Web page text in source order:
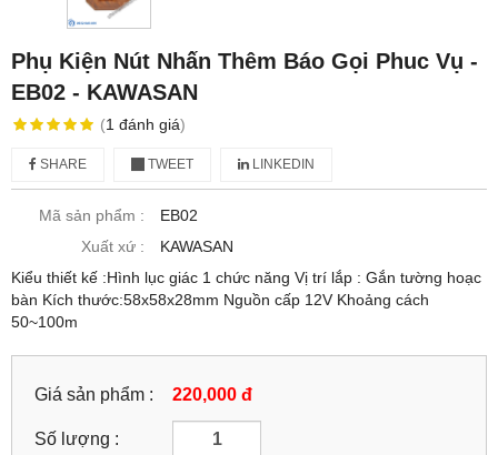
Phụ Kiện Nút Nhấn Thêm Báo Gọi Phuc Vụ -
EB02 - KAWASAN
(1 đánh giá)
SHARE TWEET LINKEDIN
Mã sản phẩm :
EB02
Xuất xứ :
KAWASAN
Kiểu thiết kế :Hình lục giác 1 chức năng Vị trí lắp : Gắn tường hoạc
bàn Kích thước:58x58x28mm Nguồn cấp 12V Khoảng cách
50~100m
Giá sản phẩm : 220,000 đ
Số lượng :